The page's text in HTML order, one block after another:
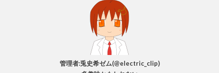
管理者:兎史希ゼム(@electric_clip)